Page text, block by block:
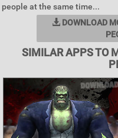
people at the same time...
DOWNLOAD
SIMILAR APPS TO